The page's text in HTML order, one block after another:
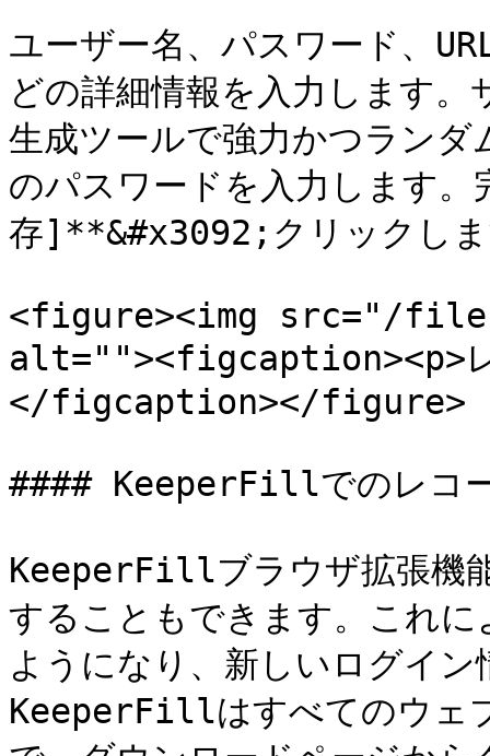
ユーザー名、パスワード、
どの詳細情報を入力します
生成ツールで強力かつラン
のパスワードを入力します
存]**&#x3092;クリックし
<figure><img src="/files/
alt=""><figcaption><p>レ
</figcaption></figure>
#### KeeperFillでのレコ
KeeperFillブラウザ拡張機
することもできます。これ
ようになり、新しいログイ
KeeperFillはすべてのウェ